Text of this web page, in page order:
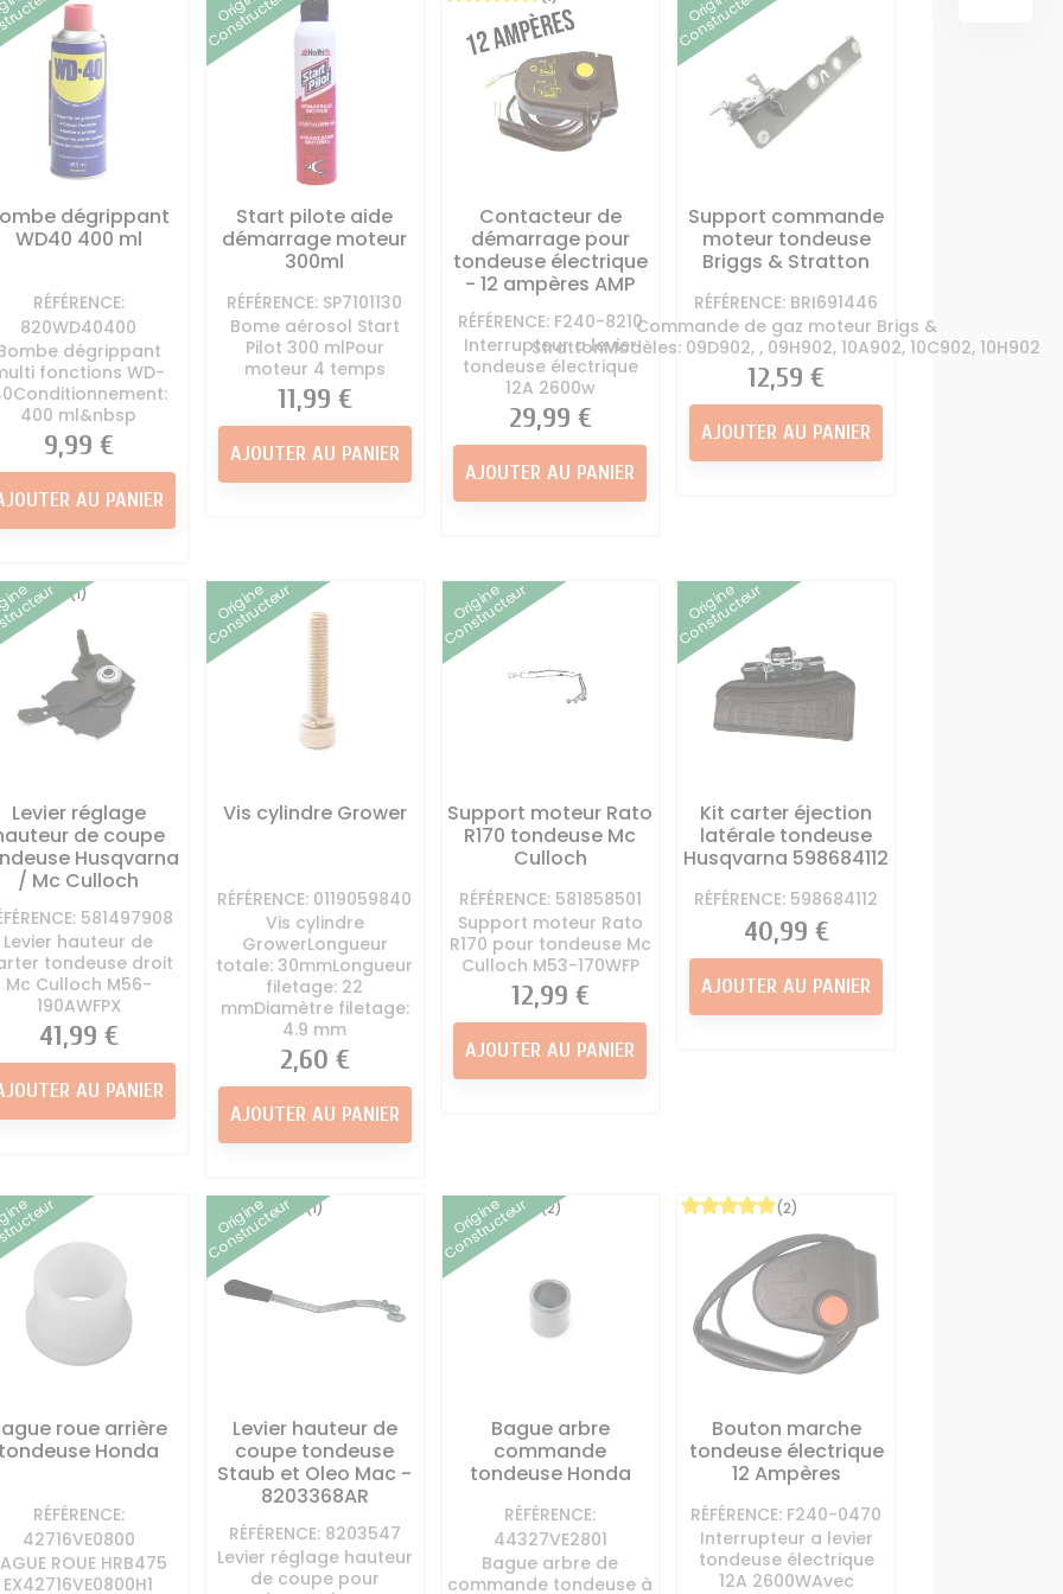
MULTIFONCTIONS
SCARIFICATEUR
tondeuse
Huile et essence
Autoportée
- Kit entretien
Autoportée
Autoportée
moteur tracteur
tondeuse
Tondeuse
d'essence
tondeuse
Direction Tracteur
tondeuse
Divers tracteur tondeuse
Pneu - chambre à air
tracteur tondeuse
Roue tracteur tondeuse
Siege Conducteur
Autoportée
tondeuse
Kit mulching autoportée
Lame Tracteur Tondeuse
Palier - Support lame
Autoportée
Vis de lame Tracteur
tondeuse
Carte électronique
tracteur tondeuse
Contacteur à clé + sécurité
tracteur tondeuse
Démarreur - Lanceur
TRANSMISSION
Boite à vitesse tracteur
Courroie Lame Tracteur
Tondeuse
Courroie traction tracteur
tondeuse
Poulie Tracteur Tondeuse
Roulements Tracteur
dégrippant
WD40 400 ml
RÉFÉRENCE:
820WD40400
dégrippant
fonctions WD-
400 ml&nbsp
Prix
9,99 €
AU PANIER
Constructeur
Start pilote aide
démarrage moteur
300ml
RÉFÉRENCE: SP7101130
Bome aérosol Start
Pilot 300 mlPour
moteur 4 temps
Prix
11,99 €
AJOUTER AU PANIER
Contacteur de
démarrage pour
tondeuse électrique
- 12 ampères AMP
RÉFÉRENCE: F240-8210
Interrupteur a levier
tondeuse électrique
12A 2600w
Prix
29,99 €
AJOUTER AU PANIER
Constructeur
Support commande
moteur tondeuse
Briggs & Stratton
RÉFÉRENCE: BRI691446
Commande de gaz moteur Brigs &
StrattonModèles: 09D902, , 09H902, 10A902, 10C902, 10H902
Prix
12,59 €
AJOUTER AU PANIER
Levier réglage
de coupe
Husqvarna
/ Mc Culloch
581497908
Levier hauteur de
tondeuse droit
Mc Culloch M56-
190AWFPX
(1)
Prix
41,99 €
AU PANIER
Origine
Constructeur
Vis cylindre Grower
RÉFÉRENCE: 0119059840
Vis cylindre
GrowerLongueur
totale: 30mmLongueur
filetage: 22
mmDiamètre filetage:
4.9 mm
Prix
2,60 €
AJOUTER AU PANIER
Origine
Constructeur
Support moteur Rato
R170 tondeuse Mc
Culloch
RÉFÉRENCE: 581858501
Support moteur Rato
R170 pour tondeuse Mc
Culloch M53-170WFP
Prix
12,99 €
AJOUTER AU PANIER
Origine
Constructeur
Kit carter éjection
latérale tondeuse
Husqvarna 598684112
RÉFÉRENCE: 598684112
Prix
40,99 €
AJOUTER AU PANIER
roue arrière
tondeuse Honda
RÉFÉRENCE:
42716VE0800
ROUE HRB475
EX42716VE0800H1
Origine
Constructeur
Levier hauteur de
coupe tondeuse
Staub et Oleo Mac -
8203368AR
RÉFÉRENCE: 8203547
Levier réglage hauteur
de coupe pour
(1) Origine
Constructeur
Bague arbre
commande
tondeuse Honda
RÉFÉRENCE:
44327VE2801
Bague arbre de
commande tondeuse à
(2)
Bouton marche
tondeuse électrique
12 Ampères
RÉFÉRENCE: F240-0470
Interrupteur a levier
tondeuse électrique
12A 2600WAvec
(2)